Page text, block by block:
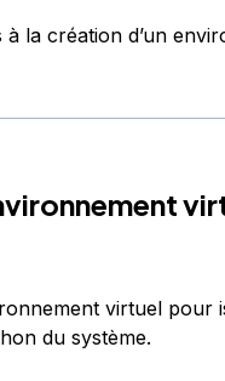
la création d’un
virtuel pour
du système.